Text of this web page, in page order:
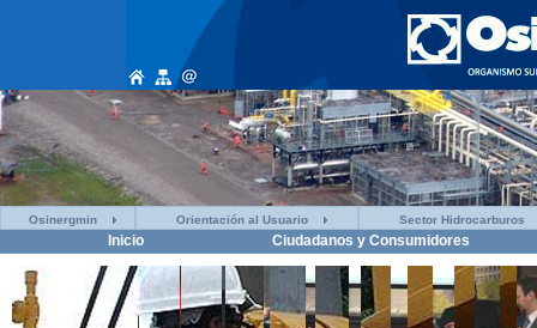
Osinergmin Orientación al Usuario Sector Hidrocarburos
Inicio Ciudadanos y Consumidores